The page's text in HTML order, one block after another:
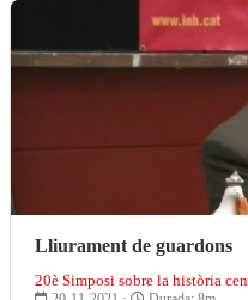
Lliurament de guardons
20è Simposi sobre la història